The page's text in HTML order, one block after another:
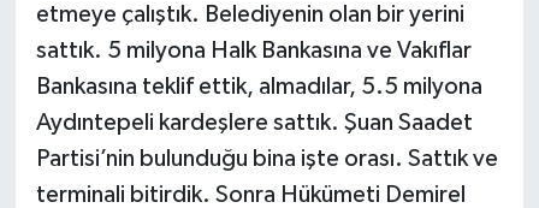
etmeye çalıştık. Belediyenin olan bir yerini
sattık. 5 milyona Halk Bankasına ve Vakıflar
Bankasına teklif ettik, almadılar, 5.5 milyona
Aydıntepeli kardeşlere sattık. Şuan Saadet
Partisi’nin bulunduğu bina işte orası. Sattık ve
terminali bitirdik. Sonra Hükümeti Demirel